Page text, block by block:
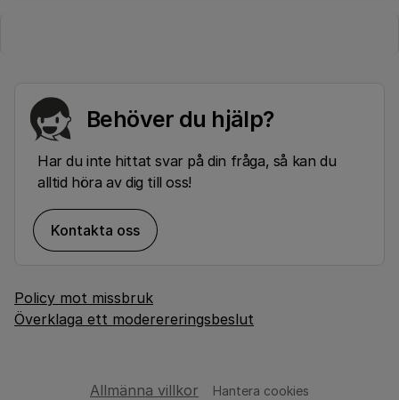
Behöver du hjälp?
Har du inte hittat svar på din fråga, så kan du
alltid höra av dig till oss!
Kontakta oss
Policy mot missbruk
Överklaga ett moderereringsbeslut
Allmänna villkor Hantera cookies